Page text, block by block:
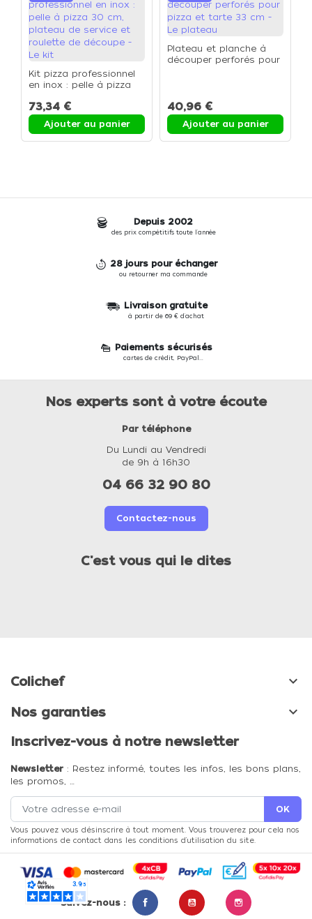
Kit pizza professionnel
en inox : pelle à pizza
service et roulette de
découpe - Le kit
73,34 €
Ajouter au panier
Plateau et planche à
découper perforés pour
40,96 €
Ajouter au panier
Depuis 2002
des prix compétitifs toute l'année
28 jours pour échanger
ou retourner ma commande
Livraison gratuite
à partir de 69 € d'achat
Paiements sécurisés
cartes de crédit, PayPal...
Nos experts sont à votre écoute
Par téléphone
Du Lundi au Vendredi
de 9h à 16h30
04 66 32 90 80
Contactez-nous
C'est vous qui le dites
Colichef 
Nos garanties 
Inscrivez-vous à notre newsletter
Newsletter : Restez informé, toutes les infos, les bons plans,
les promos, …
Vous pouvez vous désinscrire à tout moment. Vous trouverez pour cela nos
informations de contact dans les conditions d'utilisation du site.
Suivez-nous :
FacebookYouTubeInstagram